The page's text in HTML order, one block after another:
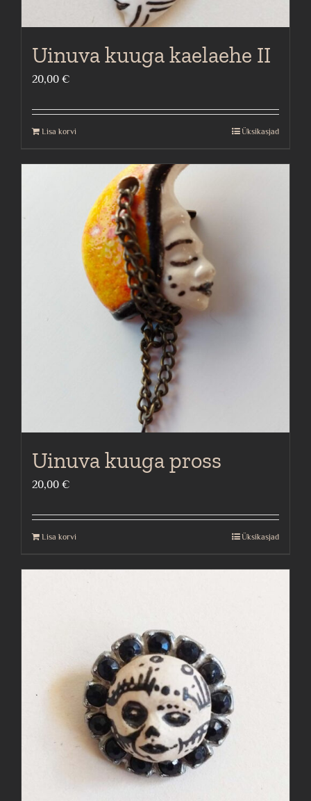
Uinuva kuuga kaelaehe II
20,00 €
Lisa korvi Üksikasjad
Uinuva kuuga pross
20,00 €
Lisa korvi Üksikasjad